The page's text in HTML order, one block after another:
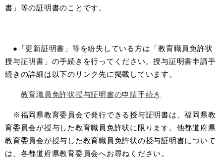
書」等の証明書のことです。
●「更新証明書」等を紛失している方は「教育職員免許状
授与証明書」の手続きを行ってください。授与証明書申請手
続きの詳細は以下のリンク先に掲載しています。
教育職員免許状授与証明書の申請手続き
※福岡県教育委員会で発行できる授与証明書は、福岡県教
育委員会が授与した教育職員免許状に限ります。他都道府県
教育委員会が授与した教育職員免許状の授与証明書について
は、各都道府県教育委員会へお尋ねください。